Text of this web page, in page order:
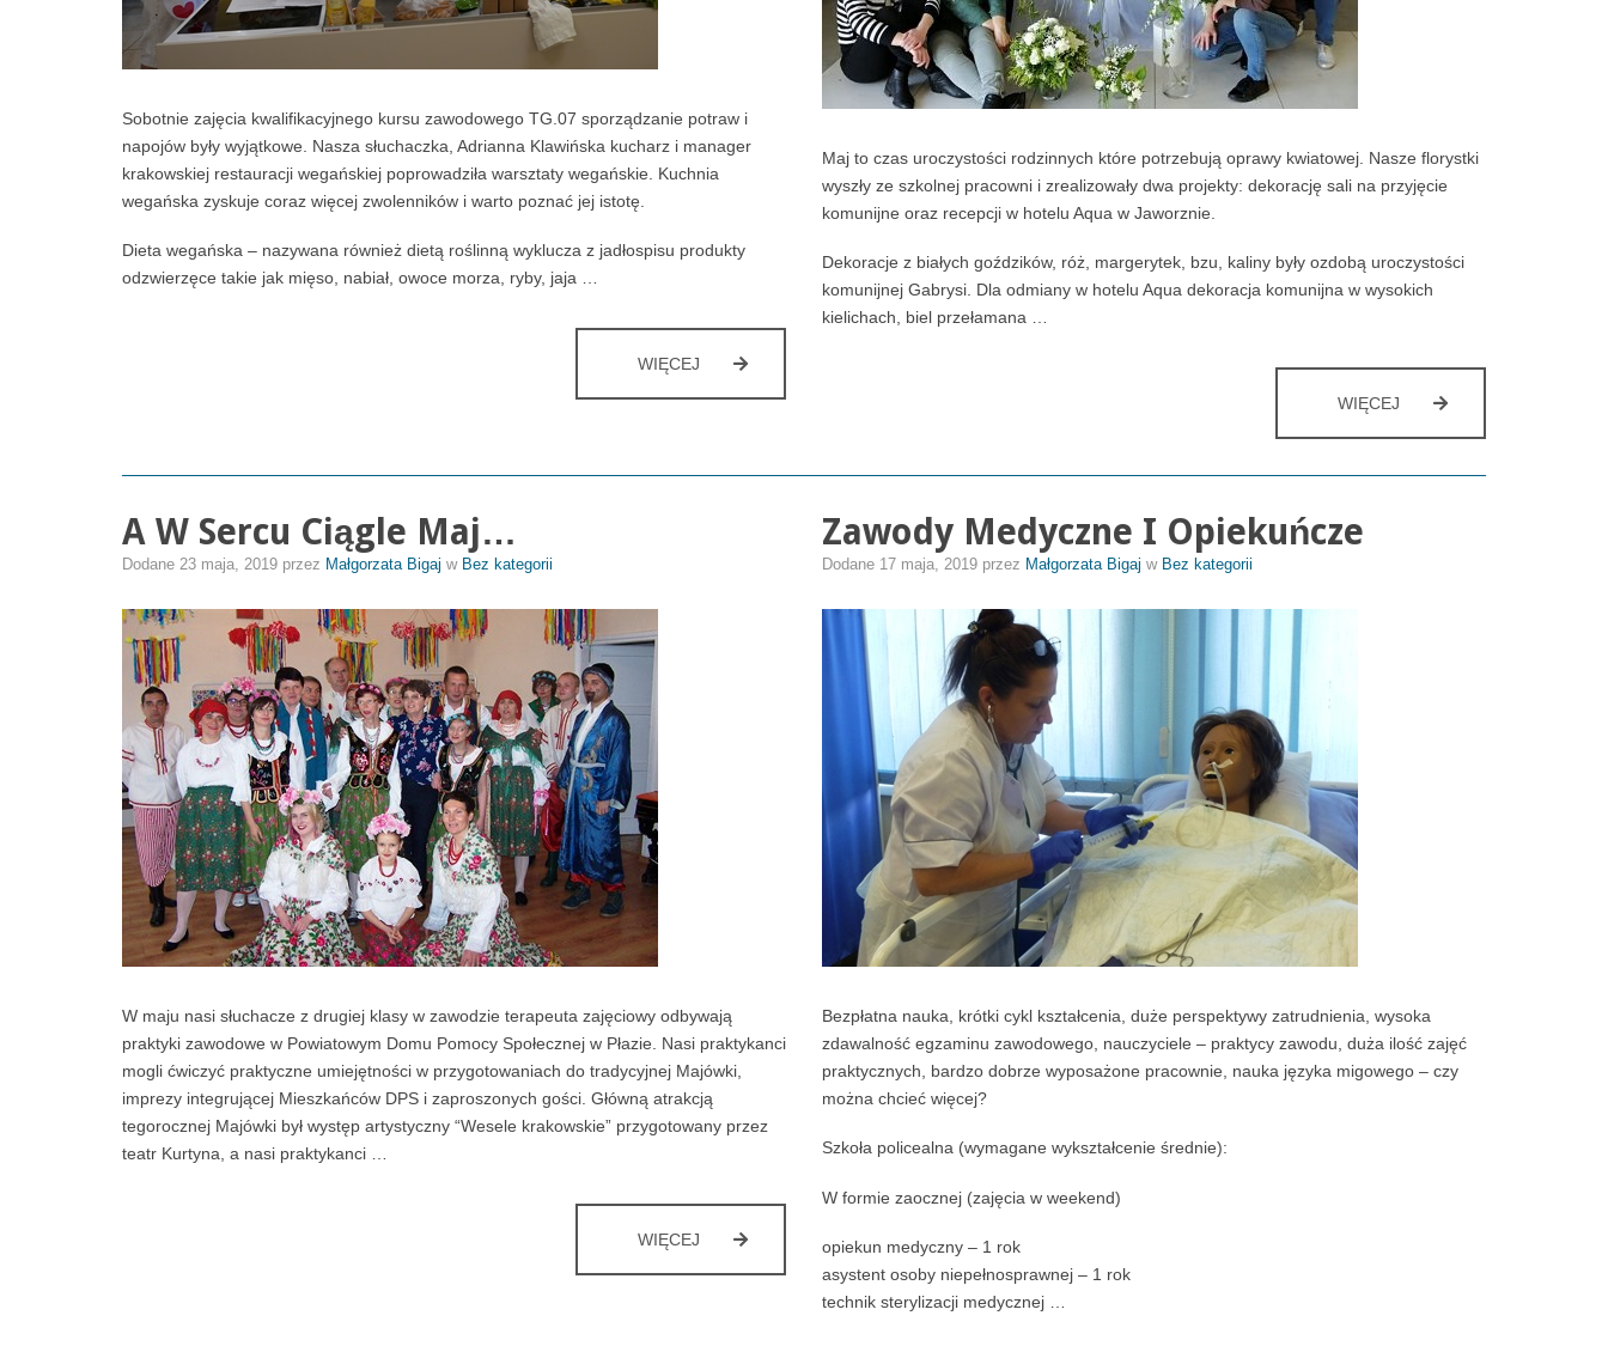
Sobotnie zajęcia kwalifikacyjnego kursu zawodowego TG.07 sporządzanie potraw i
napojów były wyjątkowe. Nasza słuchaczka, Adrianna Klawińska kucharz i manager
krakowskiej restauracji wegańskiej poprowadziła warsztaty wegańskie. Kuchnia
wegańska zyskuje coraz więcej zwolenników i warto poznać jej istotę.
Dieta wegańska – nazywana również dietą roślinną wyklucza z jadłospisu produkty
odzwierzęce takie jak mięso, nabiał, owoce morza, ryby, jaja …
WIĘCEJ WARSZTATY
Maj to czas uroczystości rodzinnych które potrzebują oprawy kwiatowej. Nasze florystki
wyszły ze szkolnej pracowni i zrealizowały dwa projekty: dekorację sali na przyjęcie
komunijne oraz recepcji w hotelu Aqua w Jaworznie.
Dekoracje z białych goździków, róż, margerytek, bzu, kaliny były ozdobą uroczystości
komunijnej Gabrysi. Dla odmiany w hotelu Aqua dekoracja komunijna w wysokich
kielichach, biel przełamana …
WIĘCEJ EGZAMIN
ZAWODOWYCH
A W Sercu Ciągle Maj…
Dodane 23 maja, 2019 przez Małgorzata Bigaj w Bez kategorii
W maju nasi słuchacze z drugiej klasy w zawodzie terapeuta zajęciowy odbywają
praktyki zawodowe w Powiatowym Domu Pomocy Społecznej w Płazie. Nasi praktykanci
mogli ćwiczyć praktyczne umiejętności w przygotowaniach do tradycyjnej Majówki,
imprezy integrującej Mieszkańców DPS i zaproszonych gości. Główną atrakcją
tegorocznej Majówki był występ artystyczny “Wesele krakowskie” przygotowany przez
teatr Kurtyna, a nasi praktykanci …
WIĘCEJ
Zawody Medyczne I Opiekuńcze
Dodane 17 maja, 2019 przez Małgorzata Bigaj w Bez kategorii
Bezpłatna nauka, krótki cykl kształcenia, duże perspektywy zatrudnienia, wysoka
zdawalność egzaminu zawodowego, nauczyciele – praktycy zawodu, duża ilość zajęć
praktycznych, bardzo dobrze wyposażone pracownie, nauka języka migowego – czy
można chcieć więcej?
Szkoła policealna (wymagane wykształcenie średnie):
W formie zaocznej (zajęcia w weekend)
opiekun medyczny – 1 rok
asystent osoby niepełnosprawnej – 1 rok
technik sterylizacji medycznej …